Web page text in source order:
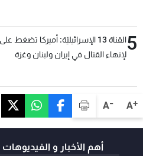
A+
A-
5
القناة 13 الإسرائيليّة: أميركا تضغط
لإنهاء القتال في إيران ولبنان وغزة
أهم الأخبار و